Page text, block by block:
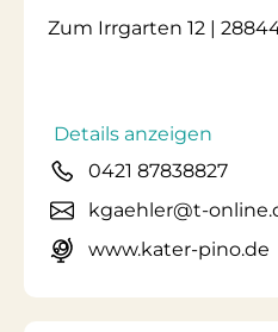
Zum Irrgarten 12 |
Details anzeigen
0421 87838827
kgaehler@t-
www.kater-pino.de